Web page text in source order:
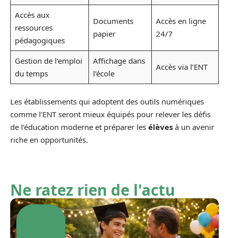
Accès aux
ressources
pédagogiques
Documents
papier
Accès en ligne
24/7
Gestion de l’emploi
du temps
Affichage dans
l’école
Accès via l’ENT
Les établissements qui adoptent des outils numériques
comme l’ENT seront mieux équipés pour relever les défis
de l’éducation moderne et préparer les élèves à un avenir
riche en opportunités.
Ne ratez rien de l'actu